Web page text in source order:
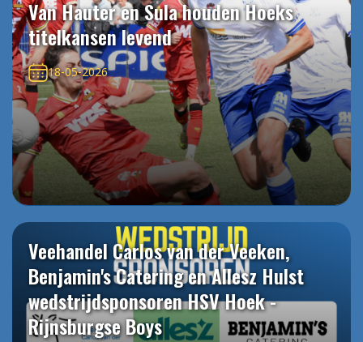
Van Hauter en Sula houden Hoeks
titelkansen levend
18-05-2026
Veehandel Carlos van der Veeken,
Benjamin's Catering en Allesz Hulst
wedstrijdsponsoren HSV Hoek -
Rijnsburgse Boys